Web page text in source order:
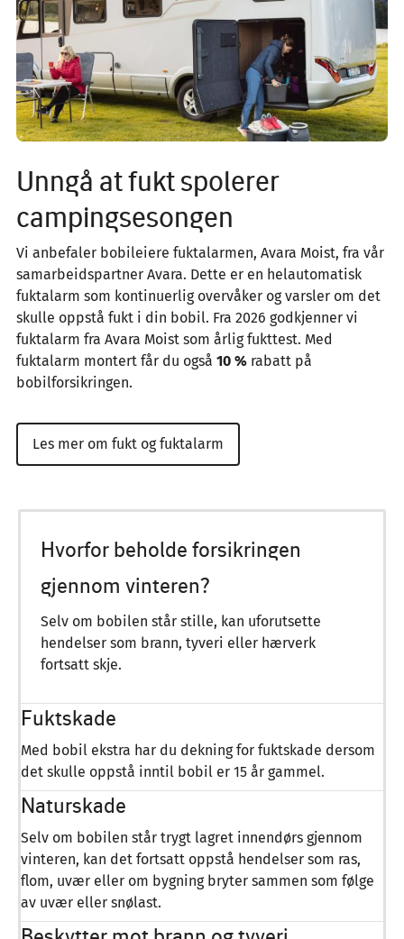
Unngå at fukt spolerer
campingsesongen
Vi anbefaler bobileiere fuktalarmen, Avara Moist, fra vår
samarbeidspartner Avara. Dette er en helautomatisk
fuktalarm som kontinuerlig overvåker og varsler om det
skulle oppstå fukt i din bobil. Fra 2026 godkjenner vi
fuktalarm fra Avara Moist som årlig fukttest. Med
fuktalarm montert får du også 10 % rabatt på
bobilforsikringen.
Les mer om fukt og fuktalarm
Hvorfor beholde forsikringen
gjennom vinteren?
Selv om bobilen står stille, kan uforutsette
hendelser som brann, tyveri eller hærverk
fortsatt skje.
Fuktskade
Med bobil ekstra har du dekning for fuktskade dersom
det skulle oppstå inntil bobil er 15 år gammel.
Naturskade
Selv om bobilen står trygt lagret innendørs gjennom
vinteren, kan det fortsatt oppstå hendelser som ras,
flom, uvær eller om bygning bryter sammen som følge
av uvær eller snølast.